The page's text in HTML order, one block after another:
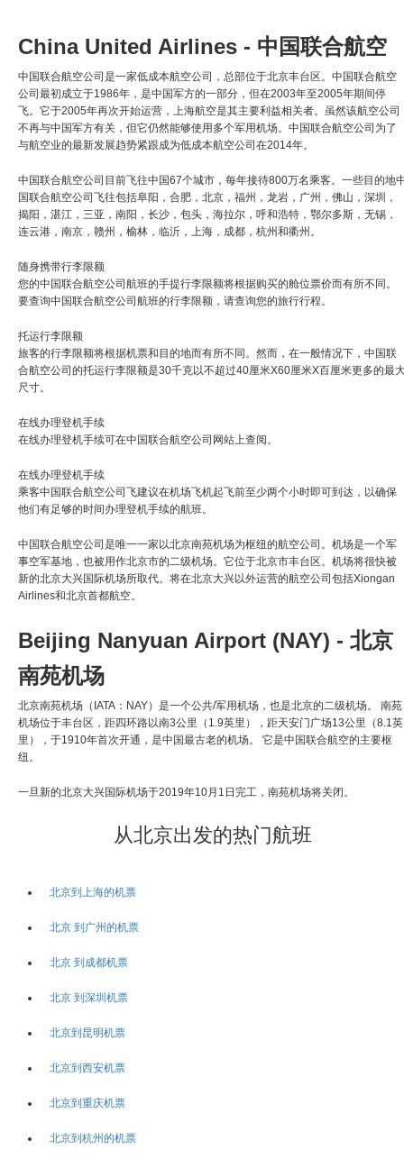
China United Airlines - 中国联合航空
中国联合航空公司是一家低成本航空公司，总部位于北京丰台区。中国联合航空
公司最初成立于1986年，是中国军方的一部分，但在2003年至2005年期间停
飞。它于2005年再次开始运营，上海航空是其主要利益相关者。虽然该航空公司
不再与中国军方有关，但它仍然能够使用多个军用机场。中国联合航空公司为了
与航空业的最新发展趋势紧跟成为低成本航空公司在2014年。
中国联合航空公司目前飞往中国67个城市，每年接待800万名乘客。一些目的地
国联合航空公司飞往包括阜阳，合肥，北京，福州，龙岩，广州，佛山，深圳，
揭阳，湛江，三亚，南阳，长沙，包头，海拉尔，呼和浩特，鄂尔多斯，无锡，
连云港，南京，赣州，榆林，临沂，上海，成都，杭州和衢州。
随身携带行李限额
您的中国联合航空公司航班的手提行李限额将根据购买的舱位票价而有所不同。
要查询中国联合航空公司航班的行李限额，请查询您的旅行行程。
托运行李限额
旅客的行李限额将根据机票和目的地而有所不同。然而，在一般情况下，中国联
合航空公司的托运行李限额是30千克以不超过40厘米X60厘米X百厘米更多的最
尺寸。
在线办理登机手续
在线办理登机手续可在中国联合航空公司网站上查阅。
在线办理登机手续
乘客中国联合航空公司飞建议在机场飞机起飞前至少两个小时即可到达，以确保
他们有足够的时间办理登机手续的航班。
中国联合航空公司是唯一一家以北京南苑机场为枢纽的航空公司。机场是一个军
事空军基地，也被用作北京市的二级机场。它位于北京市丰台区。机场将很快被
新的北京大兴国际机场所取代。将在北京大兴以外运营的航空公司包括Xiongan
Airlines和北京首都航空。
Beijing Nanyuan Airport (NAY) - 北京
南苑机场
北京南苑机场（IATA：NAY）是一个公共/军用机场，也是北京的二级机场。 南苑
机场位于丰台区，距四环路以南3公里（1.9英里），距天安门广场13公里（8.1英
里），于1910年首次开通，是中国最古老的机场。 它是中国联合航空的主要枢
纽。
一旦新的北京大兴国际机场于2019年10月1日完工，南苑机场将关闭。
从北京出发的热门航班
北京到上海的机票
北京 到广州的机票
北京 到成都机票
北京 到深圳机票
北京到昆明机票
北京到西安机票
北京到重庆机票
北京到杭州的机票